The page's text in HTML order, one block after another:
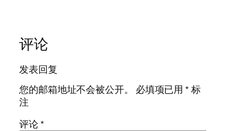
评论
发表回复
您的邮箱地址不会被公开。
必填项已用*标
注
评论*